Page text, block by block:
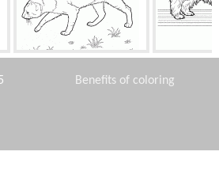
الشرقية قصيرة الشعر تيرير
Benefits of coloring